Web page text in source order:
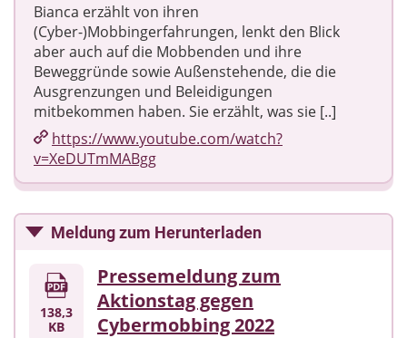
Bianca erzählt von ihren
(Cyber-)Mobbingerfahrungen, lenkt den Blick
aber auch auf die Mobbenden und ihre
Beweggründe sowie Außenstehende, die die
Ausgrenzungen und Beleidigungen
mitbekommen haben. Sie erzählt, was sie [..]
https://www.youtube.com/​watch?
v=XeDUTmMABgg
Meldung zum Herunterladen
138,3
KB
Pressemeldung zum
Aktionstag gegen
Cybermobbing 2022